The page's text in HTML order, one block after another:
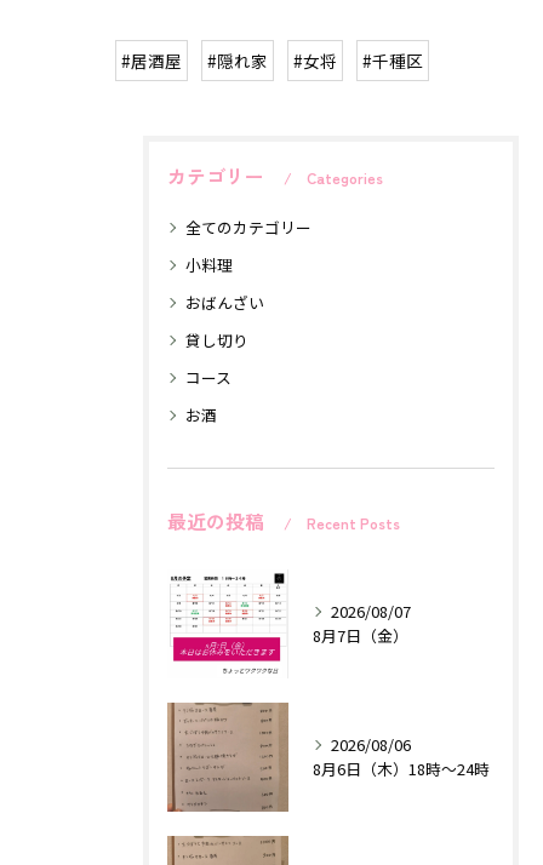
#居酒屋 #隠れ家 #女将 #千種区
カテゴリー Categories
全てのカテゴリー
小料理
おばんざい
貸し切り
コース
お酒
最近の投稿 Recent Posts
2026/08/07
8月7日（金）
2026/08/06
8月6日（木）18時〜24時